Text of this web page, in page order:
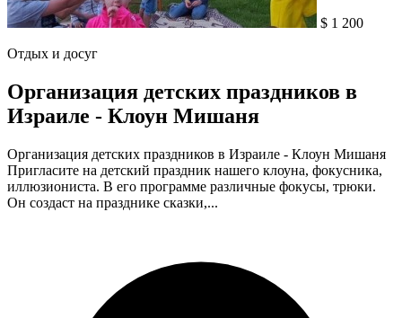
$ 1 200
Отдых и досуг
Организация детских праздников в
Израиле - Клоун Мишаня
Организация детских праздников в Израиле - Клоун Мишаня
Пригласите на детский праздник нашего клоуна, фокусника,
иллюзиониста. В его программе различные фокусы, трюки.
Он создаст на празднике сказки,...